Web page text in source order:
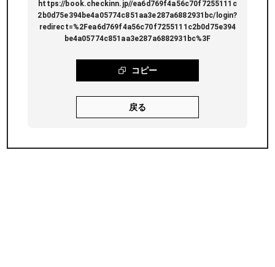
https://book.checkinn.jp//ea6d769f4a56c70f7255111c
2b0d75e394be4a05774c851aa3e287a6882931bc/login?
redirect=%2Fea6d769f4a56c70f7255111c2b0d75e394
be4a05774c851aa3e287a6882931bc%3F
コピー
戻る